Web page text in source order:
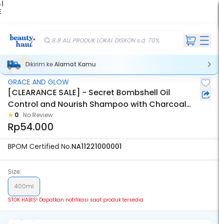
|
8.8 ALL PRODUK LOKAL DISKON s.d. 70%
Dikirim keAlamat Kamu
Stok Habis
GRACE AND GLOW
[CLEARANCE SALE] - Secret Bombshell Oil
Control and Nourish Shampoo with Charcoal
and Keratin
0 No Review
Rp54.000
BPOM Certified No.NA11221000001
Size:
400ml
STOK HABIS! Dapatkan notifikasi saat produk tersedia